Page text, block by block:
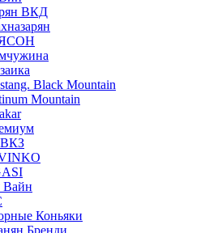
ВКД
Black Mountain
Mountain
ВКЗ
Вайн
Коньяки
Бренди